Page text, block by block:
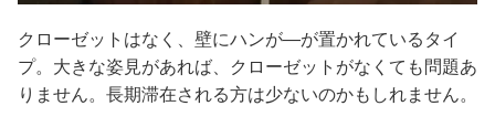
クローゼットはなく、壁にハンが―が置かれているタイ
プ。大きな姿見があれば、クローゼットがなくても問題あ
りません。長期滞在される方は少ないのかもしれません。